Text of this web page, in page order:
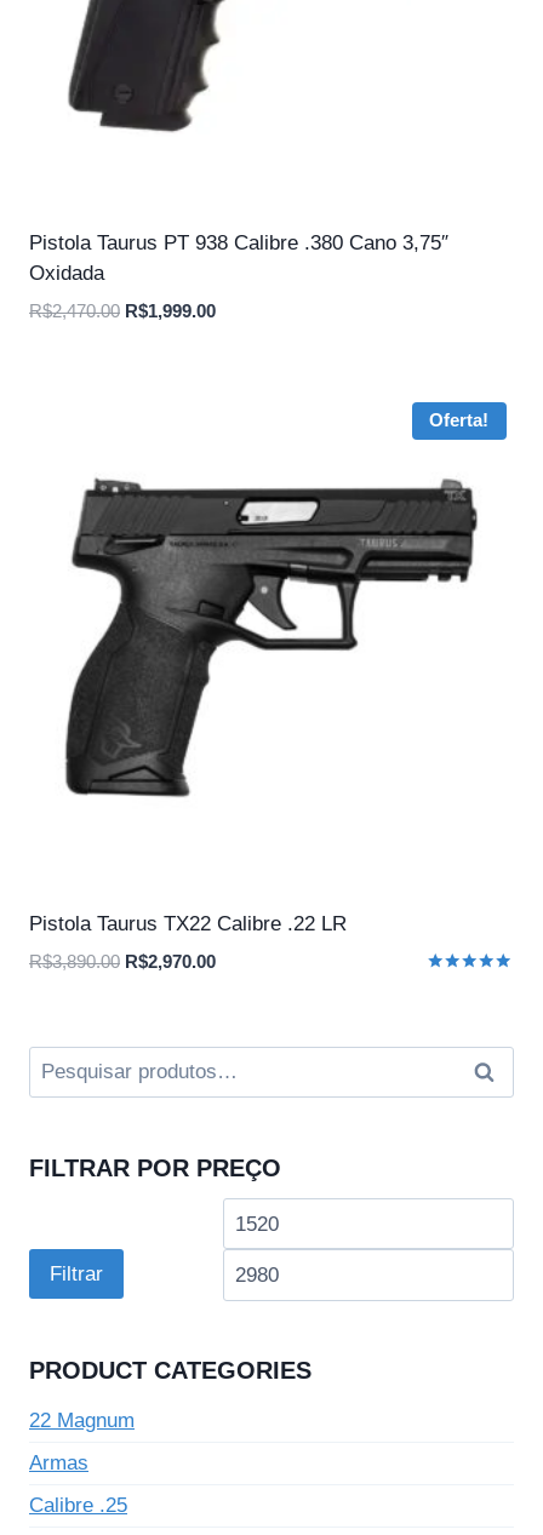
Pistola Taurus PT 938 Calibre .380 Cano 3,75″
Oxidada
R$2,470.00 O
R$1,999.00O
Oferta!
Pistola Taurus TX22 Calibre .22 LR
R$3,890.00 O
era:
R$3,890.00.
R$2,970.00O
é:
R$2,970.00.
Pesquisar
por:
FILTRAR POR PREÇO
Preço
Filtrar
PRODUCT CATEGORIES
22 Magnum
Armas
Calibre .25